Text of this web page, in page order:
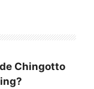
Chingotto